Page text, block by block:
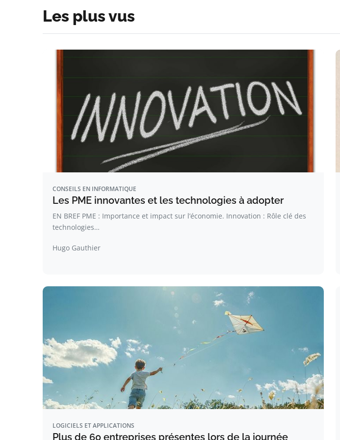
Les plus vus
CONSEILS EN INFORMATIQUE
Les PME innovantes et les technologies à adopter
EN BREF PME : Importance et impact sur l’économie. Innovation : Rôle clé des
technologies…
Hugo Gauthier
LOGICIELS ET APPLICATIONS
Plus de 60 entreprises présentes lors de la journée